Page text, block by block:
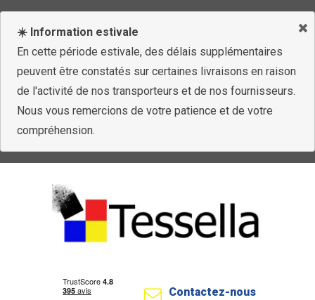
☀️ Information estivale
En cette période estivale, des délais supplémentaires
peuvent être constatés sur certaines livraisons en raison
de l'activité de nos transporteurs et de nos fournisseurs.
Nous vous remercions de votre patience et de votre
compréhension.
Contactez-nous